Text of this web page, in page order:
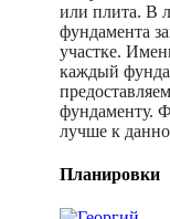
или плита. В
фундамента
участке.
каждый
фундаменту.
лучше к
Планировки